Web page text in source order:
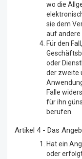
wo die
sie dem
auf andere
Für den
oder
der zweite
Falle
für ihn
berufen.
Artikel 4 - Das
Hat ein
oder